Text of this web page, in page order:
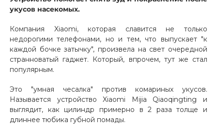
Добавляйте товары
в корзину
25% картой любого банка
Получайте товар
укусов насекомых.
Компания Xiaomi, которая славится не только
недорогими телефонами, но и тем, что выпускает "к
каждой бочке затычку", произвела на свет очередной
странноватый гаджет. Который, впрочем, тут же стал
популярным.
Это "умная чесалка" против комариных укусов.
Называется устройство Xiaomi Mijia Qiaoqingting и
выглядит, как цилиндр примерно в 2 раза толще и
длиннее тюбика губной помады.